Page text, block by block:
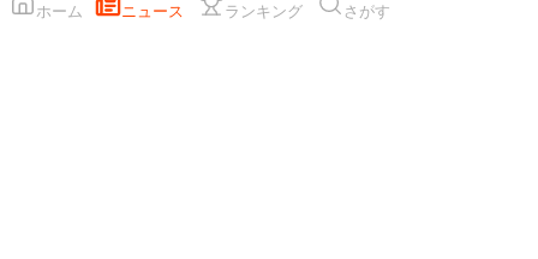
ホーム ニュース ランキング さがす